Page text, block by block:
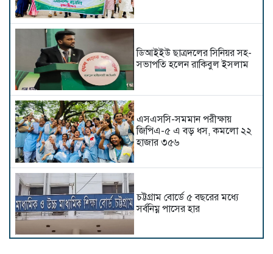
ডিআইইউ ছাত্রদলের সিনিয়র সহ-
সভাপতি হলেন রাকিবুল ইসলাম
এসএসসি-সমমান পরীক্ষায়
জিপিএ-৫ এ বড় ধস, কমলো ২২
হাজার ৩৫৬
চট্টগ্রাম বোর্ডে ৫ বছরের মধ্যে
সর্বনিম্ন পাসের হার